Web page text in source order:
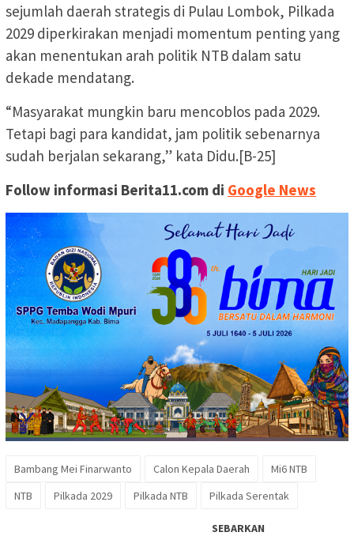
sejumlah daerah strategis di Pulau Lombok, Pilkada
2029 diperkirakan menjadi momentum penting yang
akan menentukan arah politik NTB dalam satu
dekade mendatang.
“Masyarakat mungkin baru mencoblos pada 2029.
Tetapi bagi para kandidat, jam politik sebenarnya
sudah berjalan sekarang,” kata Didu.[B-25]
Follow informasi Berita11.com di Google News
Bambang Mei Finarwanto Calon Kepala Daerah
Mi6 NTB
NTB
Pilkada 2029 Pilkada NTB Pilkada Serentak
SEBARKAN